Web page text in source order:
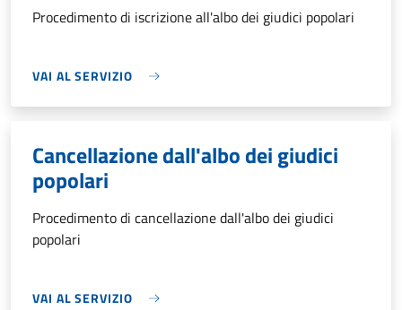
Procedimento di iscrizione all'albo dei giudici popolari
VAI AL SERVIZIO
Cancellazione dall'albo dei giudici
popolari
Procedimento di cancellazione dall'albo dei giudici
popolari
VAI AL SERVIZIO